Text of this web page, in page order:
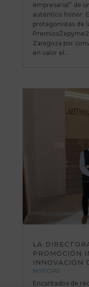
empresarial” de
auténtico honor.
protagonistas de
Zaragoza por
en valor el...
LA
PROMOCIÓN
INNOVACIÓN
NOTICIAS
Encantados de